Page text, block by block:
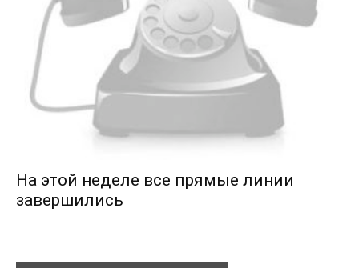
На этой неделе все прямые линии
завершились